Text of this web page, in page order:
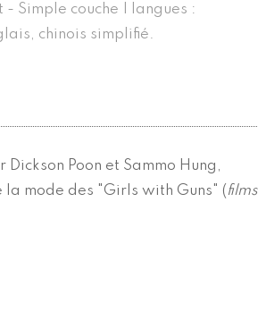
Simple couche | langues :
chinois simplifié.
Poon et Sammo Hung,
mode des "Girls with Guns" ( films